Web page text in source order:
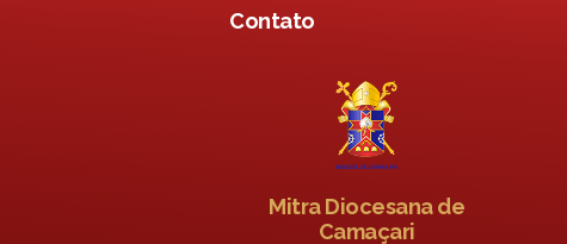
Contato
Mitra Diocesana de
Camaçari